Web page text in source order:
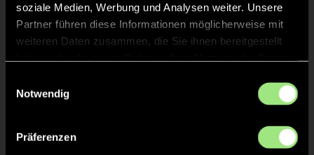
soziale Medien, Werbung und Analysen weiter. Unsere
Partner führen diese Informationen möglicherweise mit
weiteren Daten zusammen, die Sie ihnen bereitgestellt
Notwendig
Präferenzen
8' TOR 1:3, FELDTOR